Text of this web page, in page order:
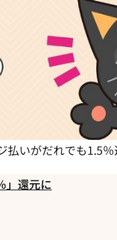
払いがだれでも1.5
」還元に